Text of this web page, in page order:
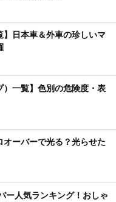
】日本車＆外車の珍しいマ
）一覧】色別の危険度・表
ーバーで光る？光らせた
ー人気ランキング！おしゃ